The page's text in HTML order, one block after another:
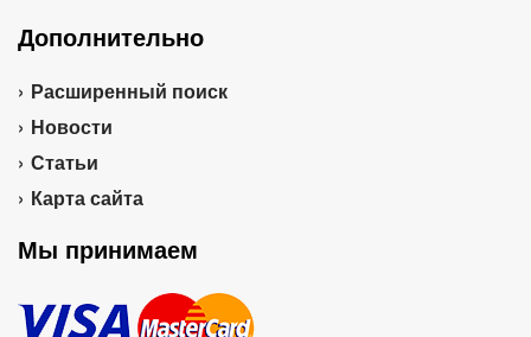
Дополнительно
Расширенный поиск
Новости
Статьи
Карта сайта
Мы принимаем